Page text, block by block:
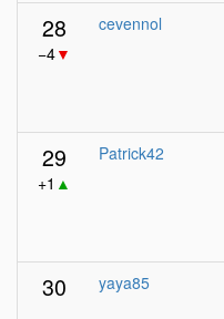
28
−4▼
cevennol
29
+1 ▲
Patrick42
30 yaya85